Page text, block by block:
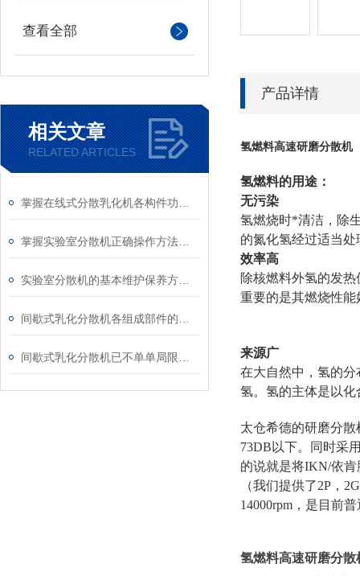
查看全部
相关文章
RELATED ARTICLES
产品详情
氢燃料高速研磨分散机
氢燃料的用途：
无污染
氢燃烧时*清洁，除
的氮化氢经过适当
效率高
除核燃料外氢的发
重要的是其燃烧性
来源广
在大自然中，氢的
氢。氢的主体是以
太仓希德的研磨分
73DB以下。同时采
的说就是将IKN/依
（我们提供了2P，
14000rpm，是目前
氢燃料高速研磨分散